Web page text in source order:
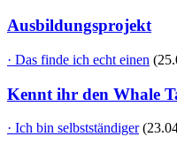
Ausbildungsprojekt
· Das finde ich echt einen
Kennt ihr den Whale
· Ich bin selbstständiger